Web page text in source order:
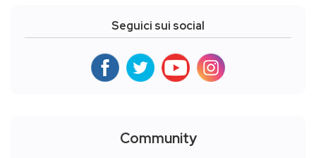
Seguici sui social
Community